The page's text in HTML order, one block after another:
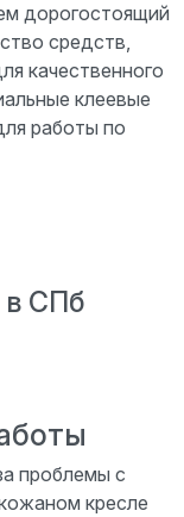
дорогостоящий
средств,
качественного
клеевые
работы по
проблемы с
кресле